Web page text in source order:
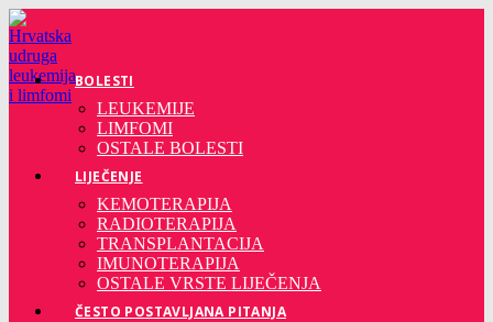
Preskoči
na
sadržaj
BOLESTI
LEUKEMIJE
LIMFOMI
OSTALE BOLESTI
LIJEČENJE
KEMOTERAPIJA
RADIOTERAPIJA
TRANSPLANTACIJA
IMUNOTERAPIJA
OSTALE VRSTE LIJEČENJA
ČESTO POSTAVLJANA PITANJA